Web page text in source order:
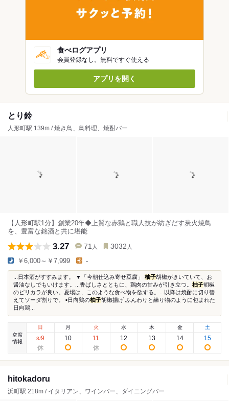
食べログアプリ
会員登録なし。無料ですぐ使える
アプリを開く
とり鈴
人形町駅 139m / 焼き鳥、鳥料理、焼酎バー
【人形町駅1分】創業20年◆上質な赤鶏と職人技が紡ぎだす炭火焼鳥
を、豊富な銘酒と共に堪能
3.27 71 人 3032 人
￥6,000～￥7,999 -
...日本酒がすすみます。 ▼「今朝仕込み寄せ豆腐」 柚子胡椒がきいていて、お
醤油なしでもいけます。...香ばしさとともに、鶏肉の甘みが引き立つ。 柚子胡椒
のピリカラが良い。夏場は、このような食べ物を欲する。...以降は焼酎に切り替
えてソーダ割りで。 ▪️日向鶏の柚子胡椒揚げ ふんわりと練り物のように包まれた
日向鶏...
空席
情報
日
8/9
月
10
火
11
水
12
木
13
金
14
土
15
hitokadoru
浜町駅 218m / イタリアン、ワインバー、ダイニングバー